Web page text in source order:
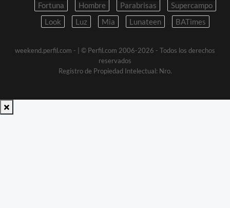
Fortuna
Hombre Parabrisas
Supercampo
Look
Luz Mia Lunateen BATimes
weekend.perfil.com -
| © Perfil.com 2006-2026 - Todos los derechos
reservados
Registro de Propiedad Intelectual: Nro.